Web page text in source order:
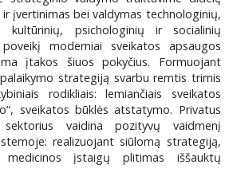
įvertinimas bei valdymas technologinių,
kultūrinių, psichologinių ir socialinių
moderniai sveikatos apsaugos
įtakos šiuos pokyčius. Formuojant
strategiją svarbu remtis trimis
rodikliais: lemiančiais sveikatos
sveikatos būklės atstatymo. Privatus
vaidina pozityvų vaidmenį
realizuojant siūlomą strategiją,
medicinos įstaigų plitimas iššauktų